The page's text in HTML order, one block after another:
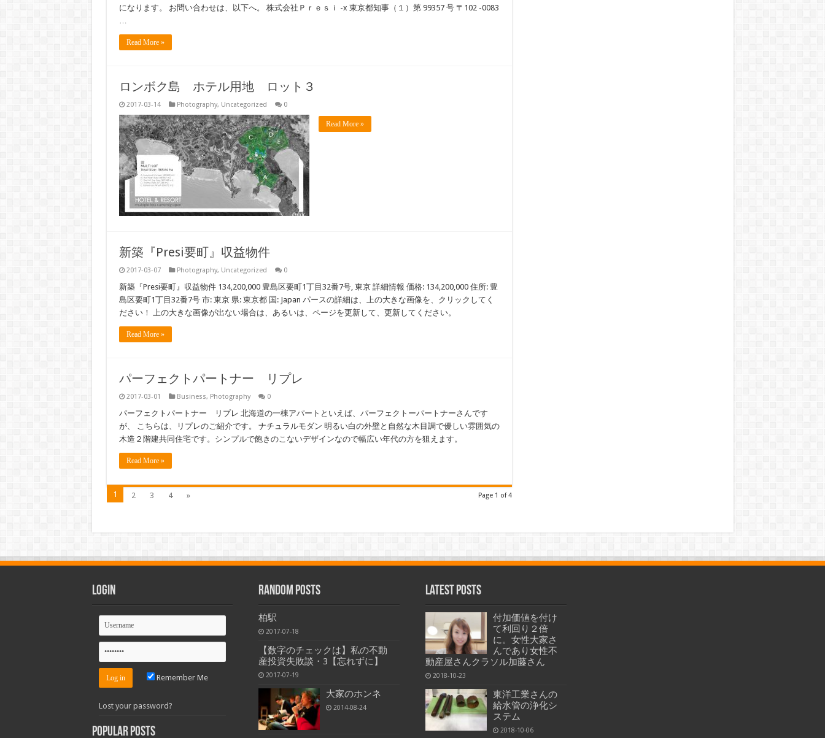
になります。 お問い合わせは、以下へ。 株式会社Ｐｒｅｓｉ -x 東京都知事（１）第 99357 号 〒102 -0083
…
Read More »
ロンボク島 ホテル用地 ロット３
2017-03-14 Photography, Uncategorized 0
Read More »
新築『Presi要町』収益物件
2017-03-07 Photography, Uncategorized 0
新築『Presi要町』収益物件 134,200,000 豊島区要町1丁目32番7号, 東京 詳細情報 価格: 134,200,000 住所: 豊
島区要町1丁目32番7号 市: 東京 県: 東京都 国: Japan パースの詳細は、上の大きな画像を、クリックしてく
ださい！ 上の大きな画像が出ない場合は、あるいは、ページを更新して、更新してください。
Read More »
パーフェクトパートナー リプレ
2017-03-01 Business, Photography 0
パーフェクトパートナー リプレ 北海道の一棟アパートといえば、パーフェクトーパートナーさんです
が、 こちらは、リプレのご紹介です。 ナチュラルモダン 明るい白の外壁と自然な木目調で優しい雰囲気の
木造２階建共同住宅です。シンプルで飽きのこないデザインなので幅広い年代の方を狙えます。
Read More »
Page 1 of 4
1 2 3 4 »
Login
Remember Me
Lost your password?
Popular Posts
Random Posts
柏駅
2017-07-18
【数字のチェックは】私の不動
産投資失敗談・3【忘れずに】
2017-07-19
大家のホンネ
2014-08-24
Latest Posts
付加価値を付け
て利回り２倍
に。女性大家さ
んであり女性不
動産屋さんクラソル加藤さん
2018-10-23
東洋工業さんの
給水管の浄化シ
ステム
2018-10-06